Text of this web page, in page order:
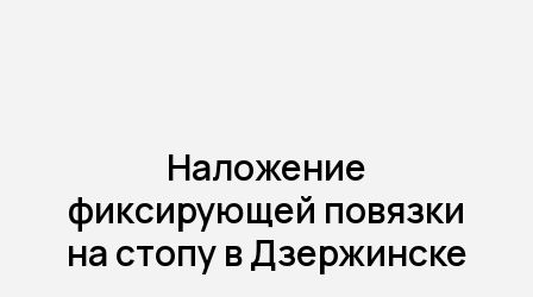
Наложение
фиксирующей повязки
на стопу в Дзержинске